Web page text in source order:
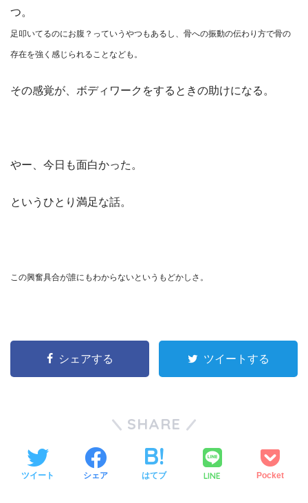
つ。
足叩いてるのにお腹？っていうやつもあるし、骨への振動の伝わり方で骨の
存在を強く感じられることなども。
その感覚が、ボディワークをするときの助けになる。
やー、今日も面白かった。
というひとり満足な話。
この興奮具合が誰にもわからないというもどかしさ。
シェアする ツイートする
SHARE
ツイート シェア はてブ LINE Pocket